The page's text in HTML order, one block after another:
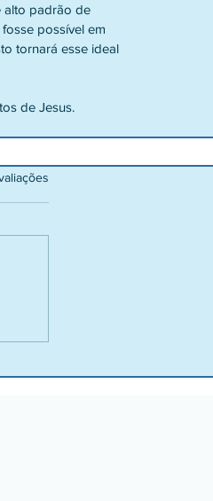
alto padrão de
possível em
tornará esse ideal
de Jesus.